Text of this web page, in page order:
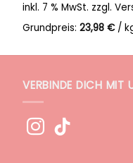
inkl. 7 % MwSt. zzgl.
Grundpreis: 23,98 €/
VERBINDE DICH MIT